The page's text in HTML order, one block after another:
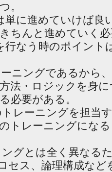
。
単に進めていけば良
ちんと進めていく
行なう時のポイント
ニングであるから
法・ロジックを身
必要がある。
トレーニングを担当
トレーニングにな
グとは全く異なる
セス、論理構成など